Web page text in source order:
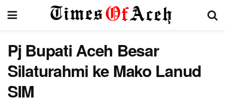
Pj Bupati Aceh Besar
Silaturahmi ke Mako Lanud
SIM